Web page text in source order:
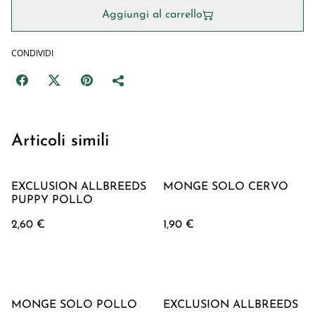
Aggiungi al carrello
CONDIVIDI
Articoli simili
EXCLUSION ALLBREEDS
PUPPY POLLO
2,60 €
MONGE SOLO CERVO
1,90 €
MONGE SOLO POLLO
EXCLUSION ALLBREEDS